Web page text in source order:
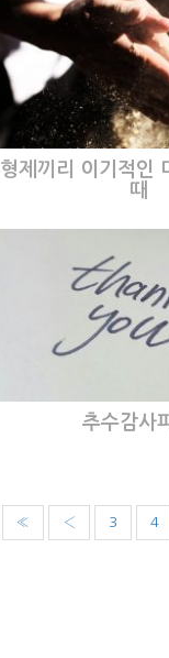
형제끼리 이기적인
때
추수감사
« ‹ 3 4